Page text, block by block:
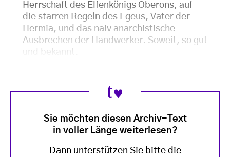
Herrschaft des Elfenkönigs Oberons, auf
die starren Regeln des Egeus, Vater der
Hermia, und das naiv anarchistische
Ausbrechen der Handwerker. Soweit, so gut
und bekannt.
Sie möchten diesen Archiv-Text
in voller Länge weiterlesen?
Dann unterstützen Sie bitte die